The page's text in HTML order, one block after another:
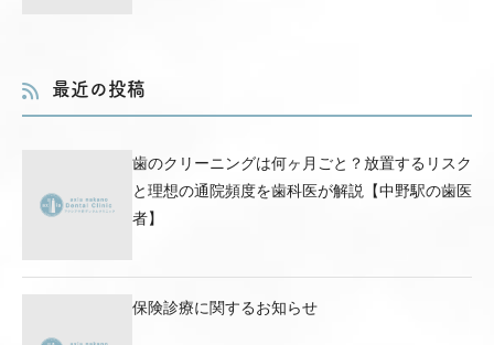
最近の投稿
歯のクリーニングは何ヶ月ごと？放置するリスク
と理想の通院頻度を歯科医が解説【中野駅の歯医
者】
保険診療に関するお知らせ